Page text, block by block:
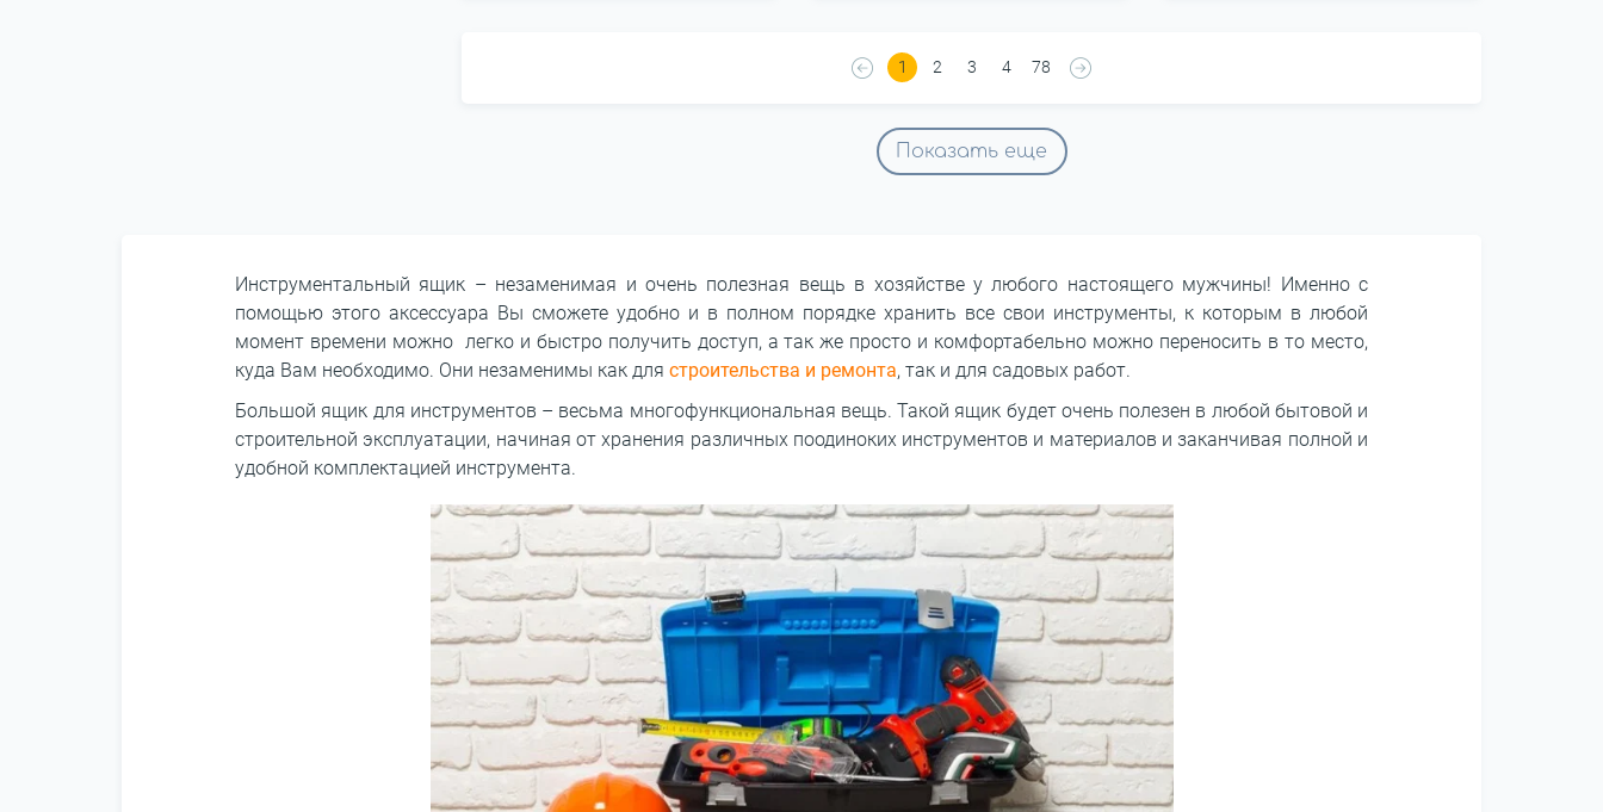
1 2 3 4 78
Показать еще
Инструментальный ящик – незаменимая и очень полезная вещь в хозяйстве у любого настоящего мужчины! Именно с
помощью этого аксессуара Вы сможете удобно и в полном порядке хранить все свои инструменты, к которым в любой
момент времени можно легко и быстро получить доступ, а так же просто и комфортабельно можно переносить в то место,
куда Вам необходимо. Они незаменимы как для строительства и ремонта, так и для садовых работ.
Большой ящик для инструментов – весьма многофункциональная вещь. Такой ящик будет очень полезен в любой бытовой и
строительной эксплуатации, начиная от хранения различных поодиноких инструментов и материалов и заканчивая полной и
удобной комплектацией инструмента.